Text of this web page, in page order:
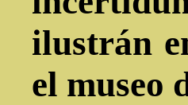
ilustrán
el museo